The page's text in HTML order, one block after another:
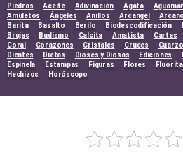
Piedras Aceite Adivinación Agata
Amuletos
Ángeles Anillos Arcangel
Barita
Basalto Berilo Biodescodificación
Brujas
Budismo Calcita Amatista Cartas
Coral
Corazones Cristales Cruces Cuarzo
Dientes
Dietas Dioses y Diosas Ediciones
Espinela
Estampas Figuras Flores Fluorita
Hechizos
Horóscopo